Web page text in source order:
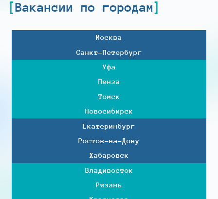
Вакансии по городам
Москва
Санкт-Петербург
Уфа
Пенза
Томск
Новосибирск
Екатеринбург
Ростов-на-Дону
Хабаровск
Владивосток
Рязань